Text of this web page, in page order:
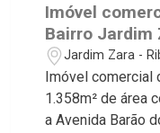
Imóvel
Bairro Jardim
Barão do
Jardim Zara -
Imóvel comercial
1.358m² de área
a Avenida Barão